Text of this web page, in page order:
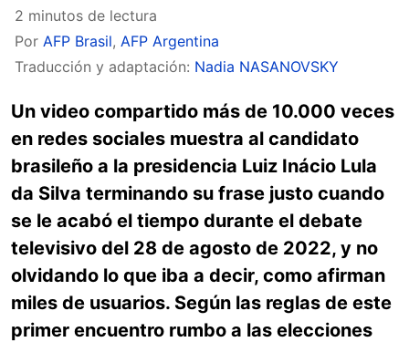
2 minutos de lectura
Por AFP Brasil, AFP Argentina
Traducción y adaptación: Nadia NASANOVSKY
Un video compartido más de 10.000 veces
en redes sociales muestra al candidato
brasileño a la presidencia Luiz Inácio Lula
da Silva terminando su frase justo cuando
se le acabó el tiempo durante el debate
televisivo del 28 de agosto de 2022, y no
olvidando lo que iba a decir, como afirman
miles de usuarios. Según las reglas de este
primer encuentro rumbo a las elecciones